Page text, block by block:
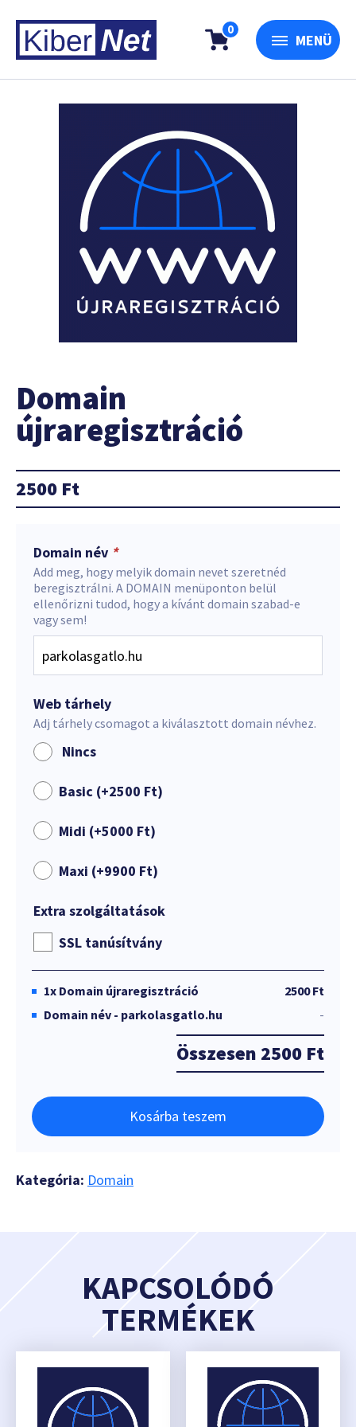
0
MENÜ
Domain
újraregisztráció
2500 Ft
Domain név *
Add meg, hogy melyik domain nevet szeretnéd
beregisztrálni. A DOMAIN menüponton belül
ellenőrizni tudod, hogy a kívánt domain szabad-e
vagy sem!
Web tárhely
Adj tárhely csomagot a kiválasztott domain névhez.
Nincs
Basic (+2500 Ft)
Midi (+5000 Ft)
Maxi (+9900 Ft)
Extra szolgáltatások
SSL tanúsítvány
1x Domain újraregisztráció
2500 Ft
Domain név - parkolasgatlo.hu
-
Összesen 2500 Ft
Kosárba teszem
Kategória: Domain
KAPCSOLÓDÓ
TERMÉKEK